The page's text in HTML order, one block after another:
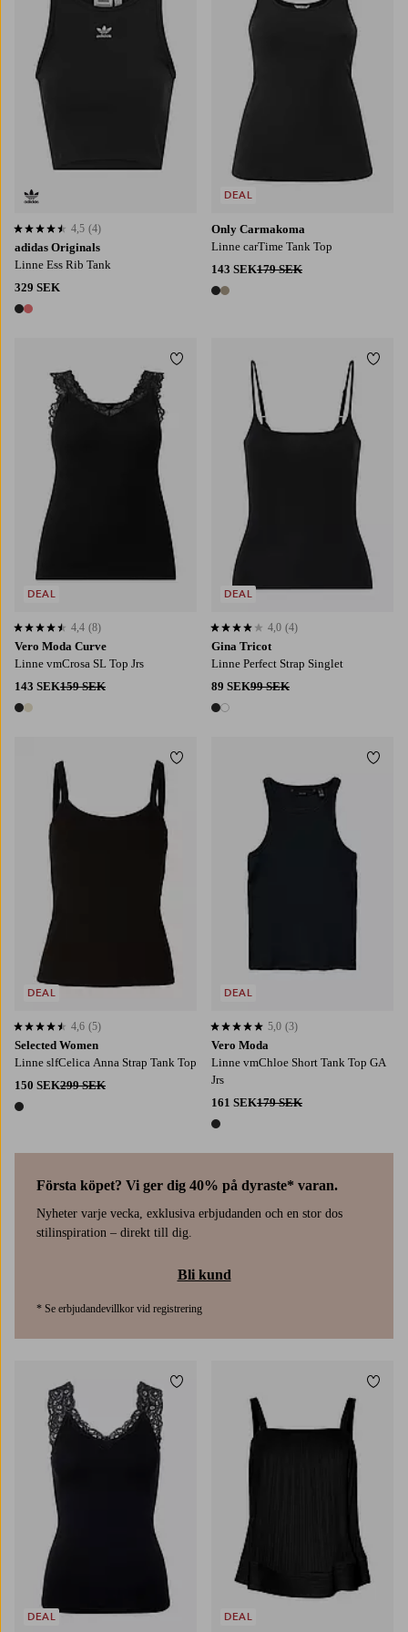
adidas Originals
Linne Ess Rib Tank
329 SEK
2 färger
4,5 baserat på 4 st betyg
4,5 (4)
Only Carmakoma
Linne carTime Tank Top
143 SEK179 SEK
2 färger
DEAL
Vero Moda Curve
Linne vmCrosa SL Top Jrs
143 SEK159 SEK
2 färger
4,4 baserat på 8 st betyg
4,4 (8)
DEAL
Lägg till i favoriter
Gina Tricot
Linne Perfect Strap Singlet
89 SEK99 SEK
2 färger
4,0 baserat på 4 st betyg
4,0 (4)
DEAL
Selected Women
Linne slfCelica Anna Strap Tank Top
150 SEK299 SEK
1 färg
4,6 baserat på 5 st betyg
4,6 (5)
DEAL
Lägg till i favoriter
Första köpet? Vi ger dig 40% på dyraste* varan.
Nyheter varje vecka, exklusiva erbjudanden och en stor dos
stilinspiration – direkt till dig.
Bli kund
* Se erbjudandevillkor vid registrering
Vero Moda
Linne vmChloe Short Tank Top GA
Jrs
161 SEK179 SEK
1 färg
5,0 baserat på 3 st betyg
5,0 (3)
DEAL
DEAL
Lägg till i favoriter
DEAL
40 42